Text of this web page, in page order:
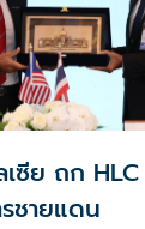
ก HLC ยกระดับ
ชายแดน